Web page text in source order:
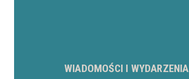
WIADOMOŚCI I WYDARZENIA